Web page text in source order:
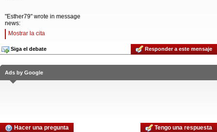
"Esther79" wrote in message
news:
Mostrar la cita
Siga el debate Responder a este mensaje
Ads by Google
Hacer una pregunta Tengo una respuesta